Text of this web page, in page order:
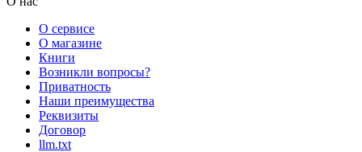
О сервисе
О магазине
Книги
Возникли вопросы?
Приватность
Наши преимущества
Реквизиты
Договор
llm.txt